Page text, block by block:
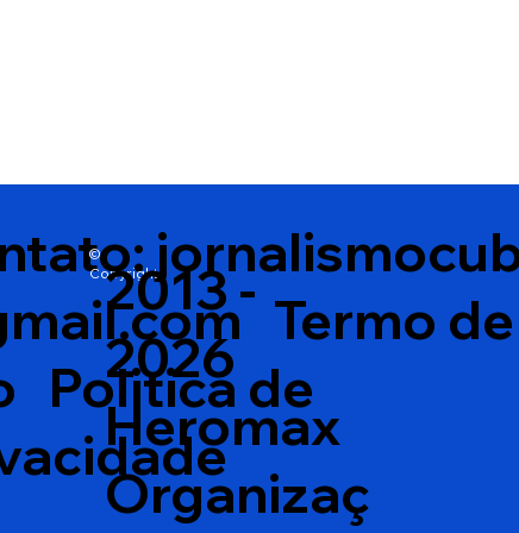
Termo de
Politica de
©
Copyright
2013 -
2026
Heromax
Organizaç